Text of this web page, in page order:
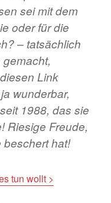
sei mit dem
oder für die
– tatsächlich
Link
wunderbar,
1988, das sie
Riesige Freude,
beschert hat!
tun wollt >